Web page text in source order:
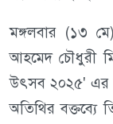
মঙ্গলবার (১৩
আহমেদ চৌধুরী
উৎসব ২০২৫' এর
অতিথির বক্তব্যে